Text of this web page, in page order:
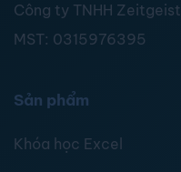
Công ty TNHH Zeitgeist
MST: 0315976395
Sản phẩm
Khóa học Excel